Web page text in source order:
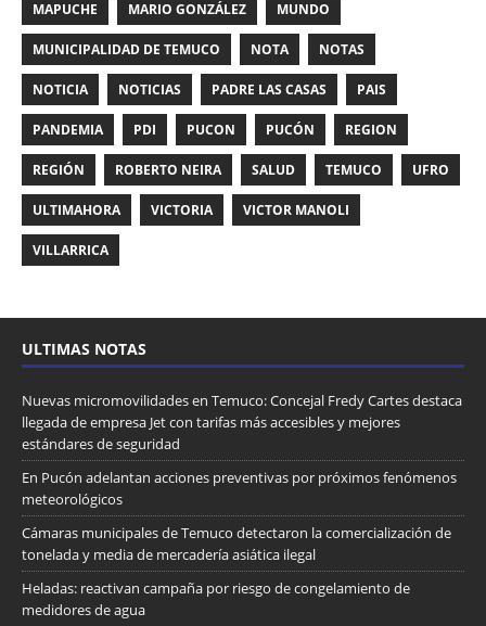
MAPUCHE MARIO GONZÁLEZ MUNDO
MUNICIPALIDAD DE TEMUCO NOTA NOTAS
NOTICIA NOTICIAS PADRE LAS CASAS PAIS
PANDEMIA PDI PUCON PUCÓN REGION
REGIÓN ROBERTO NEIRA SALUD TEMUCO UFRO
ULTIMAHORA VICTORIA VICTOR MANOLI
VILLARRICA
ULTIMAS NOTAS
Nuevas micromovilidades en Temuco: Concejal Fredy Cartes destaca
llegada de empresa Jet con tarifas más accesibles y mejores
estándares de seguridad
En Pucón adelantan acciones preventivas por próximos fenómenos
meteorológicos
Cámaras municipales de Temuco detectaron la comercialización de
tonelada y media de mercadería asiática ilegal
Heladas: reactivan campaña por riesgo de congelamiento de
medidores de agua